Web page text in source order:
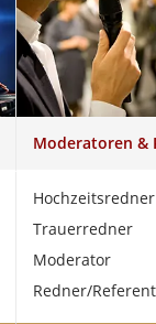
Hochzeitsredner
Trauerredner
Moderator
Redner/Referent